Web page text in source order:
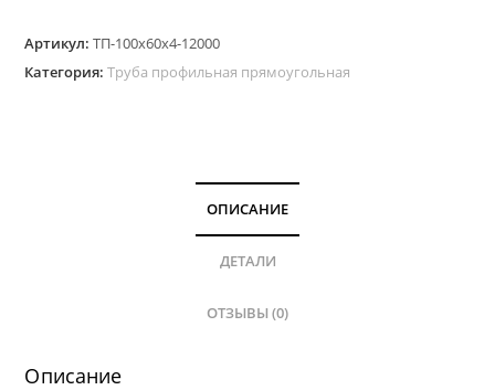
Артикул:ТП-100х60х4-12000
Категория:Труба профильная прямоугольная
ОПИСАНИЕ
ДЕТАЛИ
ОТЗЫВЫ (0)
Описание